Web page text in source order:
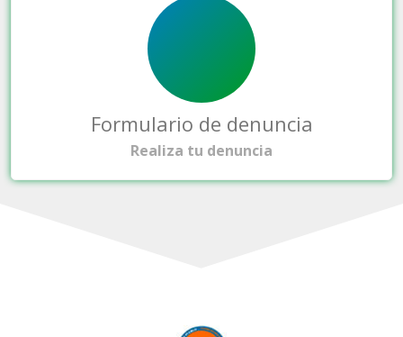
Formulario de denuncia
Realiza tu denuncia